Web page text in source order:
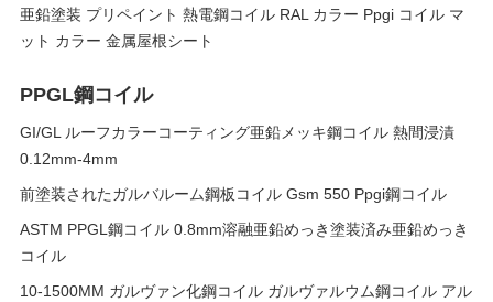
亜鉛塗装 プリペイント 熱電鋼コイル RAL カラー Ppgi コイル マ
ット カラー 金属屋根シート
PPGL鋼コイル
GI/GL ルーフカラーコーティング亜鉛メッキ鋼コイル 熱間浸漬
0.12mm-4mm
前塗装されたガルバルーム鋼板コイル Gsm 550 Ppgi鋼コイル
ASTM PPGL鋼コイル 0.8mm溶融亜鉛めっき塗装済み亜鉛めっき
コイル
10-1500MM ガルヴァン化鋼コイル ガルヴァルウム鋼コイル アル